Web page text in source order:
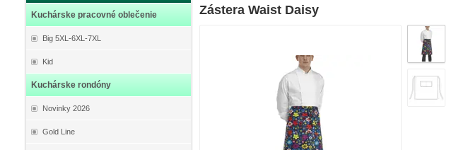
Kuchárske pracovné oblečenie
Big 5XL-6XL-7XL
Kid
Kuchárske rondóny
Novinky 2026
Gold Line
Zástera Waist Daisy